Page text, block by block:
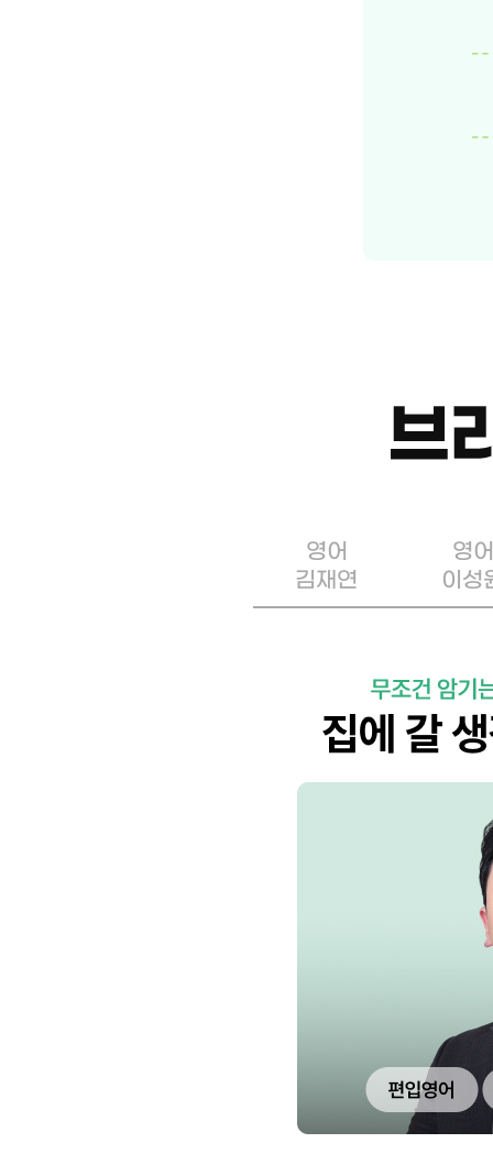
영어
김재연
영어
이성